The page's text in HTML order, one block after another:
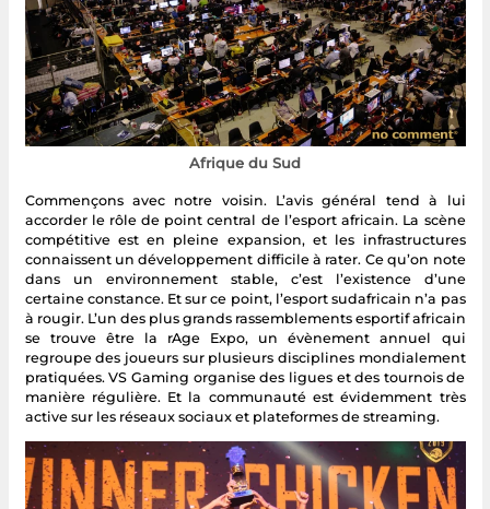
Afrique du Sud
Commençons avec notre voisin. L’avis général tend à lui
accorder le rôle de point central de l’esport africain. La scène
compétitive est en pleine expansion, et les infrastructures
connaissent un développement difficile à rater. Ce qu’on note
dans un environnement stable, c’est l’existence d’une
certaine constance. Et sur ce point, l’esport sudafricain n’a pas
à rougir. L’un des plus grands rassemblements esportif africain
se trouve être la rAge Expo, un évènement annuel qui
regroupe des joueurs sur plusieurs disciplines mondialement
pratiquées. VS Gaming organise des ligues et des tournois de
manière régulière. Et la communauté est évidemment très
active sur les réseaux sociaux et plateformes de streaming.